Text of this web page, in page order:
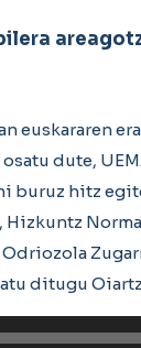
euskararen
dute,
buruz hitz
Hizkuntz
ditugu